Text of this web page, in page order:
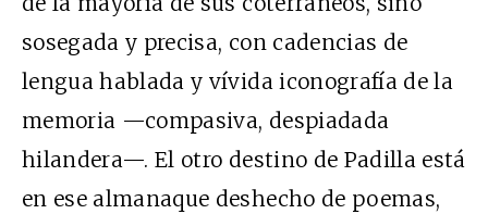
sosegada y precisa, con cadencias de
lengua hablada y vívida iconografía de la
memoria —compasiva, despiadada
hilandera—. El otro destino de Padilla está
en ese almanaque deshecho de poemas,